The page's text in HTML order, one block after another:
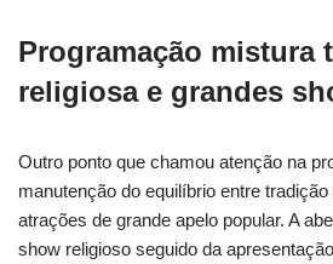
Programação mistura
religiosa e grandes
Outro ponto que chamou atenção na
manutenção do equilíbrio entre
atrações de grande apelo popular. A
show religioso seguido da